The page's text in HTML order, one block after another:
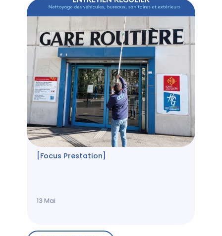
[Focus Prestation]
13 Mai